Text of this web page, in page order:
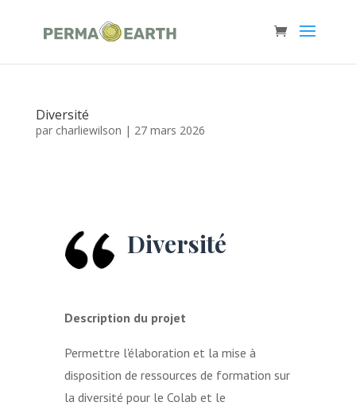
Diversité
par charliewilson | 27 mars 2026
Diversité
Description du projet
Permettre l'élaboration et la mise à
disposition de ressources de formation sur
la diversité pour le Colab et le